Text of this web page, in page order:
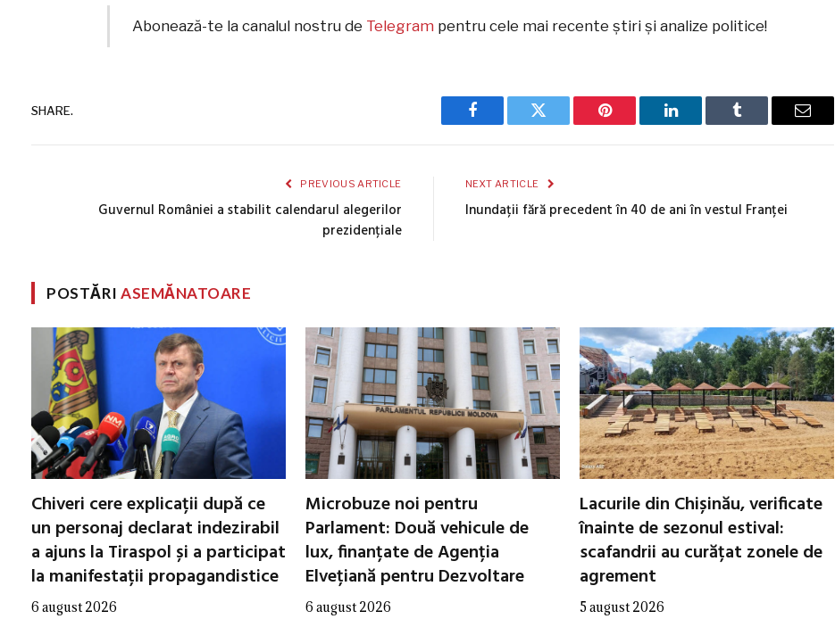
Abonează-te la canalul nostru de Telegram pentru cele mai recente știri și analize politice!
SHARE.
Facebook Twitter Pinterest LinkedIn Tumblr Email
PREVIOUS ARTICLE
Guvernul României a stabilit calendarul alegerilor
prezidențiale
NEXT ARTICLE
Inundații fără precedent în 40 de ani în vestul Franței
POSTĂRIASEMĂNATOARE
Chiveri cere explicații după ce
un personaj declarat indezirabil
a ajuns la Tiraspol și a participat
la manifestații propagandistice
6 august 2026
Microbuze noi pentru
Parlament: Două vehicule de
lux, finanțate de Agenția
Elvețiană pentru Dezvoltare
6 august 2026
Lacurile din Chișinău, verificate
înainte de sezonul estival:
scafandrii au curățat zonele de
agrement
5 august 2026